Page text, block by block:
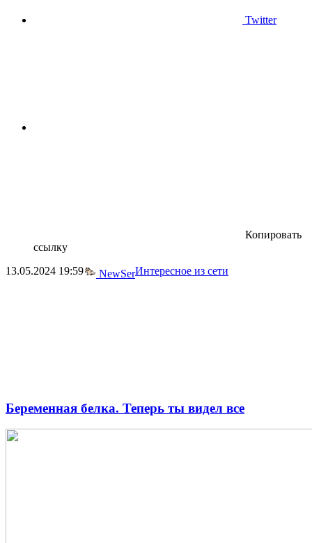
Twitter
Копировать
ссылку
13.05.2024 19:59 NewSerИнтересное из сети
Беременная белка. Теперь ты видел все